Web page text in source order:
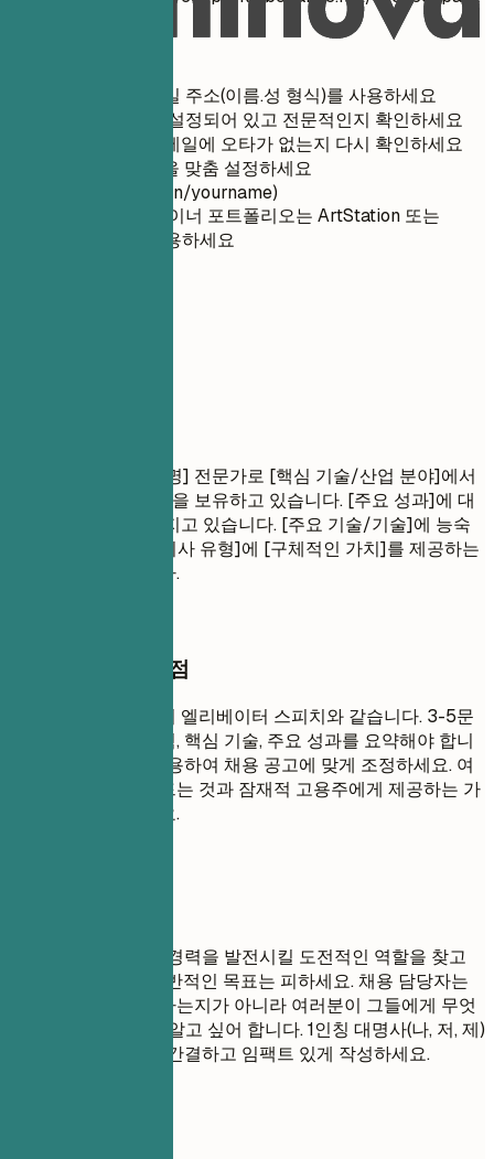
전문적인 이메일 주소(이름.성 형식)를 사용하세요
음성 사서함이 설정되어 있고 전문적인지 확인하세요
전화번호와 이메일에 오타가 없는지 다시 확인하세요
LinkedIn URL을 맞춤 설정하세요
(linkedin.com/in/yourname)
아티스트/디자이너 포트폴리오는 ArtStation 또는
Behance를 사용하세요
결과 중심적인 [직무명] 전문가로 [핵심 기술/산업 분야]에서
[경력 연수]년의 경험을 보유하고 있습니다. [주요 성과]에 대
한 입증된 실적을 가지고 있습니다. [주요 기술/기술]에 능숙
합니다. [대상 산업/회사 유형]에 [구체적인 가치]를 제공하는
데 전념하고 있습니다.
작성할 때 꼭 챙길 점
직무 요약은 여러분의 엘리베이터 스피치와 같습니다. 3-5문
장으로 여러분의 경험, 핵심 기술, 주요 성과를 요약해야 합니
다. 관련 키워드를 사용하여 채용 공고에 맞게 조정하세요. 여
러분을 독특하게 만드는 것과 잠재적 고용주에게 제공하는 가
치에 초점을 맞추세요.
'새로운 것을 배우고 경력을 발전시킬 도전적인 역할을 찾고
있습니다.'와 같은 일반적인 목표는 피하세요. 채용 담당자는
여러분이 무엇을 원하는지가 아니라 여러분이 그들에게 무엇
을 제공할 수 있는지 알고 싶어 합니다. 1인칭 대명사(나, 저, 제)
는 사용하지 마세요. 간결하고 임팩트 있게 작성하세요.